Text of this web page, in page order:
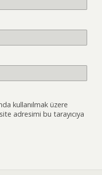
kullanılmak üzere
adresimi bu tarayıcıya